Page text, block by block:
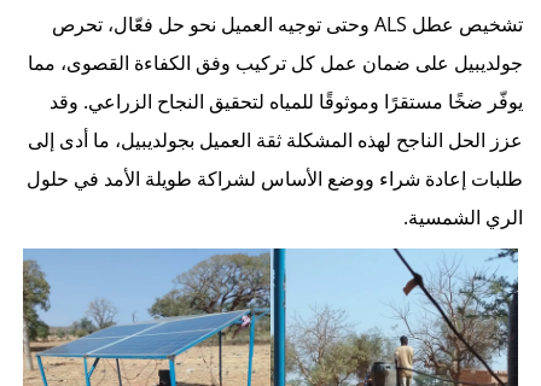
تشخيص عطل ALS وحتى توجيه العميل نحو حل فعّال، تحرص
جولديبيل على ضمان عمل كل تركيب وفق الكفاءة القصوى، مما
يوفّر ضخًا مستقرًا وموثوقًا للمياه لتحقيق النجاح الزراعي. وقد
عزز الحل الناجح لهذه المشكلة ثقة العميل بجولديبيل، ما أدى إلى
طلبات إعادة شراء ووضع الأساس لشراكة طويلة الأمد في حلول
الري الشمسية.